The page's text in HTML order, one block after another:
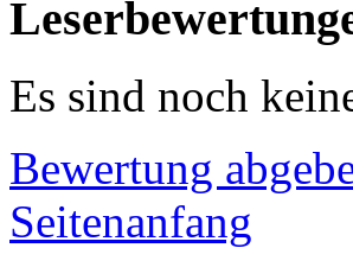
Es sind noch
Bewertung
Seitenanfang